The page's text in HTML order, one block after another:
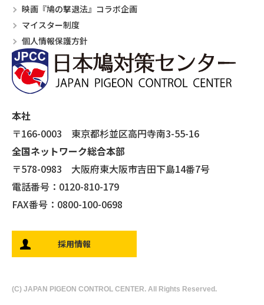
本社
〒166-0003 東京都杉並区高円寺南3-55-16
全国ネットワーク総合本部
〒578-0983 大阪府東大阪市吉田下島14番7号
電話番号：0120-810-179
FAX番号：0800-100-0698
採用情報
(C) JAPAN PIGEON CONTROL CENTER. All Rights Reserved.
映画『鳩の撃退法』コラボ企画
マイスター制度
個人情報保護方針